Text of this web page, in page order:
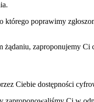
poprawimy
zaproponujemy Ci
Ciebie dostępności